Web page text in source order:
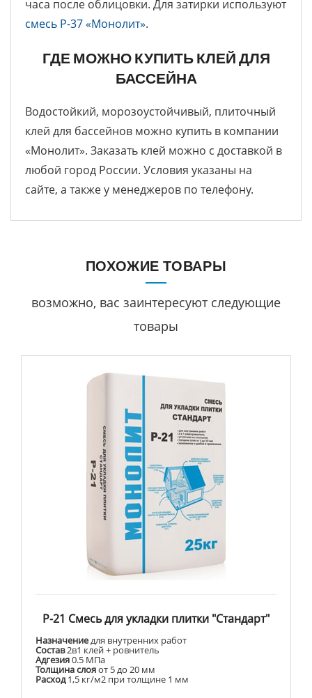
часа после облицовки. Для затирки используют
смесь Р-37 «Монолит».
ГДЕ МОЖНО КУПИТЬ КЛЕЙ ДЛЯ
БАССЕЙНА
Водостойкий, морозоустойчивый, плиточный
клей для бассейнов можно купить в компании
«Монолит». Заказать клей можно с доставкой в
любой город России. Условия указаны на
сайте, а также у менеджеров по телефону.
ПОХОЖИЕ ТОВАРЫ
возможно, вас заинтересуют следующие
товары
Р-21 Смесь для укладки плитки "Стандарт"
Назначениедля внутренних работ
Состав2в1 клей + ровнитель
Адгезия0.5 МПа
Толщина слояот 5 до 20 мм
Расход1,5 кг/м2 при толщине 1 мм